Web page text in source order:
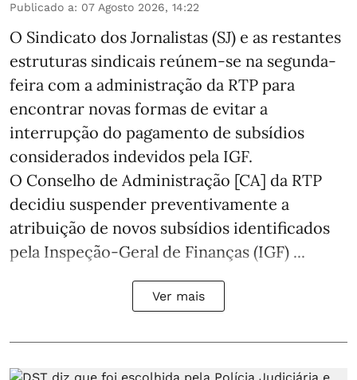
Publicado a: 07 Agosto 2026, 14:22
O Sindicato dos Jornalistas (SJ) e as restantes
estruturas sindicais reúnem-se na segunda-
feira com a administração da RTP para
encontrar novas formas de evitar a
interrupção do pagamento de subsídios
considerados indevidos pela IGF.
O Conselho de Administração [CA] da RTP
decidiu suspender preventivamente a
atribuição de novos subsídios identificados
pela Inspeção-Geral de Finanças (IGF) ...
Ver mais